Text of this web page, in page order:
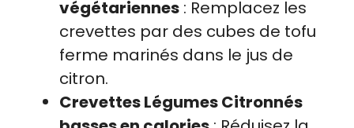
végétariennes : Remplacez les
crevettes par des cubes de tofu
ferme marinés dans le jus de
citron.
Crevettes Légumes Citronnés